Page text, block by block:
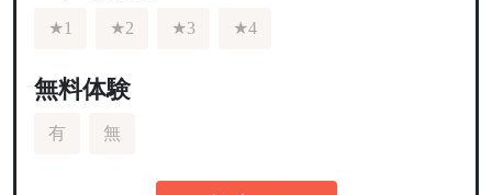
★1 ★2 ★3 ★4
無料体験
有 無